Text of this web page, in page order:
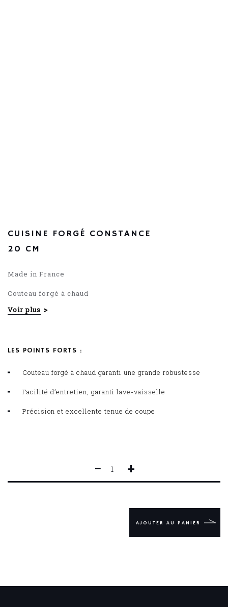
CUISINE FORGÉ CONSTANCE
20 CM
Made in France
Couteau forgé à chaud
Manche POM
Voir plus
LES POINTS FORTS :
Couteau forgé à chaud garanti une grande robustesse
Facilité d’entretien, garanti lave-vaisselle
Précision et excellente tenue de coupe
QUANTITÉ
DE
CONSTANCE
− +
AJOUTER AU PANIER